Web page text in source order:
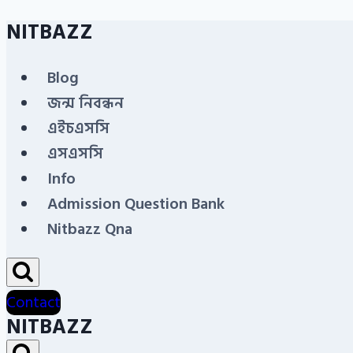
Skip
content
NITBAZZ
Blog
জন্ম নিবন্ধন
এইচএসসি
এসএসসি
Info
Admission Question Bank
Nitbazz Qna
Contact
NITBAZZ